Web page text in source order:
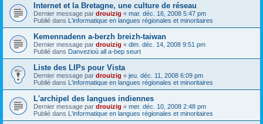
Internet et la Bretagne, une culture de réseau
Dernier message par drouizig « mar. déc. 16, 2008 5:47 pm
Publié dans L'informatique en langues régionales et minoritaires
Kemennadenn a-berzh breizh-taiwan
Dernier message par drouizig « dim. déc. 14, 2008 9:51 pm
Publié dans Danvezioù all a-bep seurt
Liste des LIPs pour Vista
Dernier message par drouizig « jeu. déc. 11, 2008 6:09 pm
Publié dans L'informatique en langues régionales et minoritaires
L'archipel des langues indiennes
Dernier message par drouizig « mer. déc. 10, 2008 2:48 pm
Publié dans L'informatique en langues régionales et minoritaires